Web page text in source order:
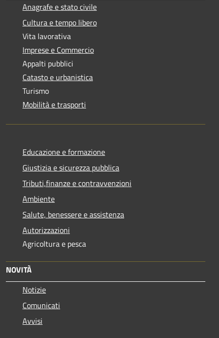
Anagrafe e stato civile
Cultura e tempo libero
Vita lavorativa
Imprese e Commercio
Appalti pubblici
Catasto e urbanistica
Turismo
Mobilità e trasporti
Educazione e formazione
Giustizia e sicurezza pubblica
Tributi,finanze e contravvenzioni
Ambiente
Salute, benessere e assistenza
Autorizzazioni
Agricoltura e pesca
NOVITÀ
Notizie
Comunicati
Avvisi